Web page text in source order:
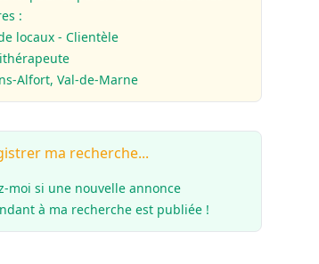
:
locaux - Clientèle
Alfort, Val-de-Marne
ma recherche...
moi si une nouvelle annonce
à ma recherche est publiée !